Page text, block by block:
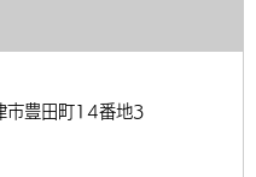
豊田町14番地3